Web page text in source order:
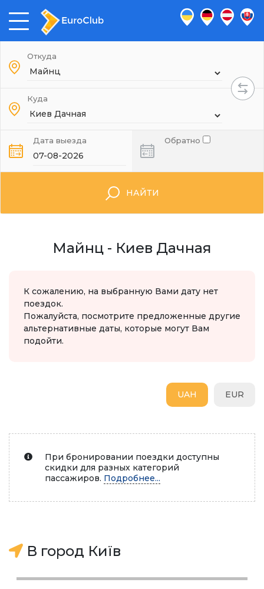
Откуда
Куда
Дата выезда Обратно
НАЙТИ
Майнц - Киев Дачная
К сожалению, на выбранную Вами дату нет
поездок.
Пожалуйста, посмотрите предложенные другие
альтернативные даты, которые могут Вам
подойти.
EUR
UAH
При бронировании поездки доступны
скидки для разных категорий
пассажиров. Подробнее...
В город Київ